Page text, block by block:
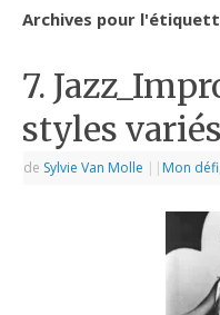
Archives pour
7.
styles variés
de Sylvie Van Molle | | Mon défi